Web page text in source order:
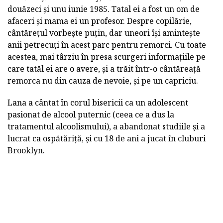
douăzeci și unu iunie 1985. Tatal ei a fost un om de
afaceri și mama ei un profesor. Despre copilărie,
cântărețul vorbește puțin, dar uneori își amintește
anii petrecuți în acest parc pentru remorci. Cu toate
acestea, mai târziu în presa scurgeri informațiile pe
care tatăl ei are o avere, și a trăit într-o cântăreață
remorca nu din cauza de nevoie, și pe un capriciu.
Lana a cântat în corul bisericii ca un adolescent
pasionat de alcool puternic (ceea ce a dus la
tratamentul alcoolismului), a abandonat studiile și a
lucrat ca ospătăriță, și cu 18 de ani a jucat în cluburi
Brooklyn.